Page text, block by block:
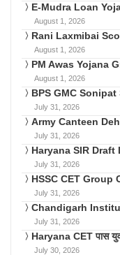
E-Mudra Loan
August 1, 2026
Rani Laxmibai
August 1, 2026
PM Awas Yojana
August 1, 2026
BPS GMC
July 31, 2026
Army Canteen
July 31, 2026
Haryana SIR Draft
July 31, 2026
HSSC CET Group
July 31, 2026
Chandigarh
July 31, 2026
Haryana CET पास
July 30, 2026